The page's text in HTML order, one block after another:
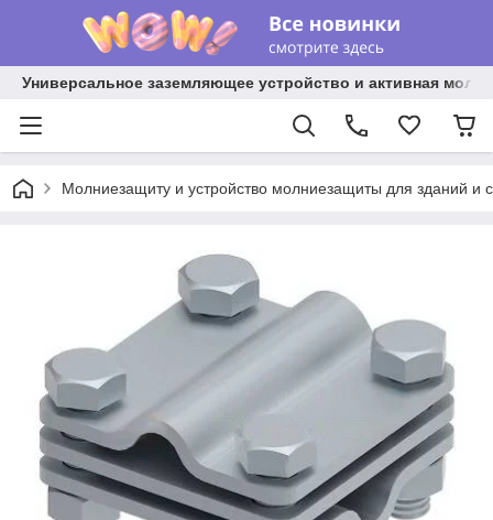
Универсальное заземляющее устройство и активная
Молниезащиту и устройство молниезащиты для зданий и